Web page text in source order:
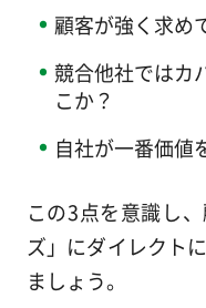
顧客が強く求め
競合他社ではカ
こか？
自社が一番価値
この3点を意識し
ズ」にダイレクト
ましょう。